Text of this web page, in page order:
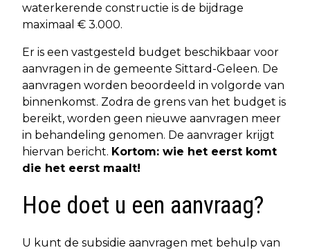
waterkerende constructie is de bijdrage
maximaal € 3.000.
Er is een vastgesteld budget beschikbaar voor
aanvragen in de gemeente Sittard-Geleen. De
aanvragen worden beoordeeld in volgorde van
binnenkomst. Zodra de grens van het budget is
bereikt, worden geen nieuwe aanvragen meer
in behandeling genomen. De aanvrager krijgt
hiervan bericht. Kortom: wie het eerst komt
die het eerst maalt!
Hoe doet u een aanvraag?
U kunt de subsidie aanvragen met behulp van